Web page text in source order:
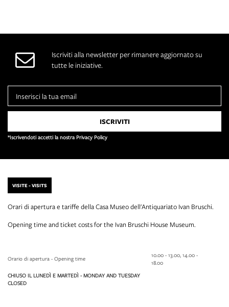
Iscriviti alla newsletter per rimanere aggiornato su
tutte le iniziative.
*Iscrivendoti accetti la nostra Privacy Policy
VISITE - VISITS
Orari di apertura e tariffe della Casa Museo dell'Antiquariato Ivan Bruschi.
Opening time and ticket costs for the Ivan Bruschi House Museum.
Orario di apertura - Opening time
10.00 - 13.00, 14.00 -
18.00
CHIUSO IL LUNEDÌ E MARTEDÌ - MONDAY AND TUESDAY
CLOSED